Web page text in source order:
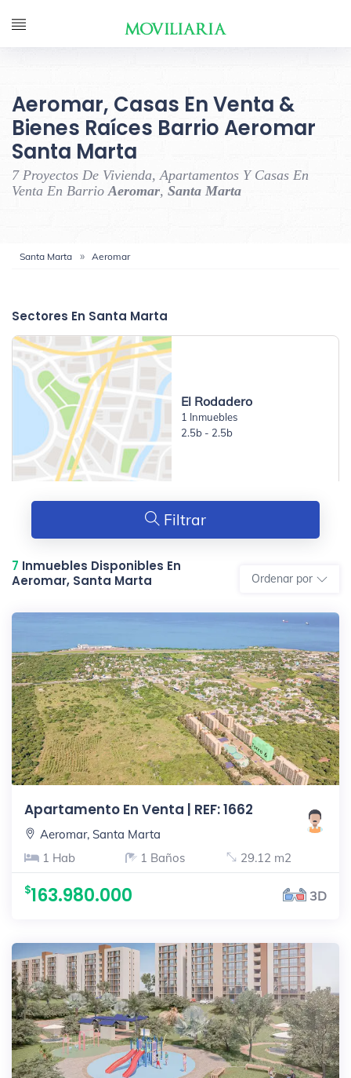
Aeromar, Casas En Venta &
Bienes Raíces Barrio Aeromar
Santa Marta
7 Proyectos De Vivienda, Apartamentos Y Casas En
Venta En Barrio Aeromar, Santa Marta
Santa Marta Aeromar
Sectores En Santa Marta
El Rodadero
1 Inmuebles
2.5b - 2.5b
Filtrar
7 Inmuebles Disponibles En
Aeromar, Santa Marta
Ordenar por
Apartamento En Venta | REF: 1662
Aeromar, Santa Marta
1 Hab
1 Baños 29.12 m2
163.980.000 3D